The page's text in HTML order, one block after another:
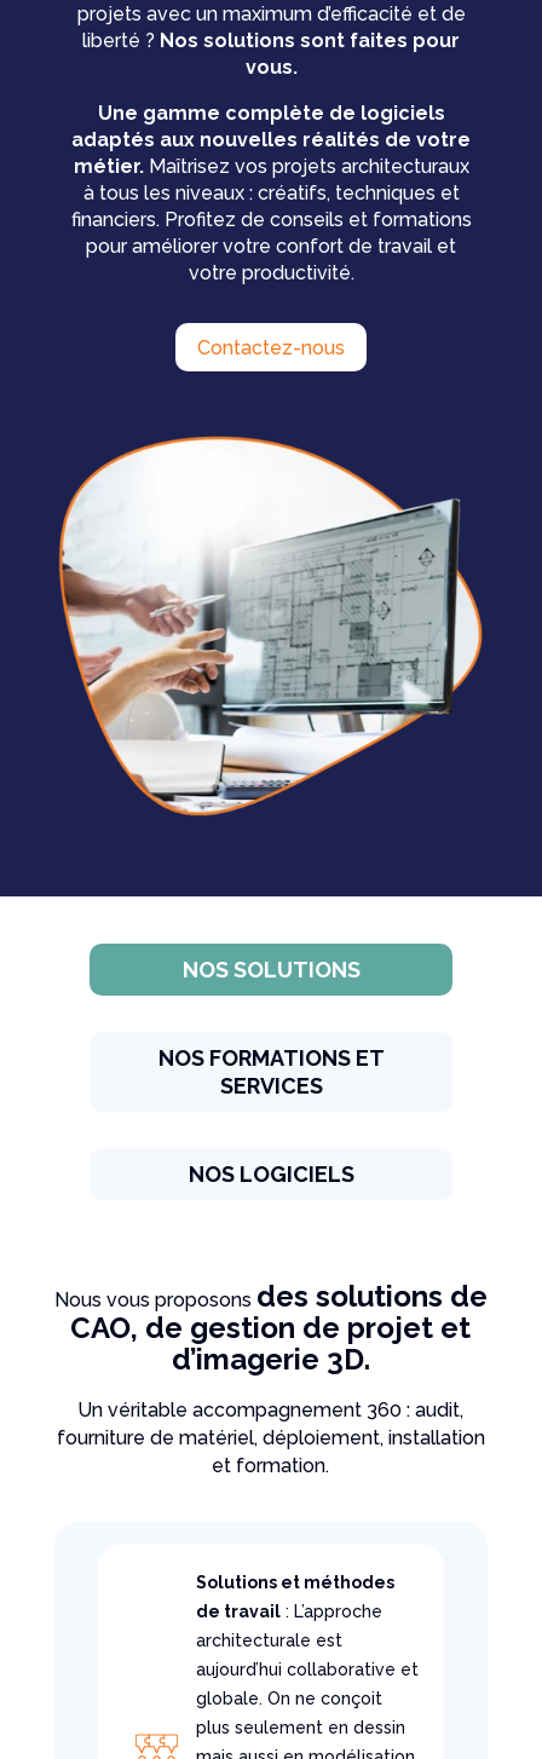
projets avec un maximum d’efficacité et de
liberté ? Nos solutions sont faites pour
vous.
Une gamme complète de logiciels
adaptés aux nouvelles réalités de votre
métier.Maîtrisez vos projets architecturaux
à tous les niveaux : créatifs, techniques et
financiers. Profitez de conseils et formations
pour améliorer votre confort de travail et
votre productivité.
Contactez-nous
NOS SOLUTIONS
NOS FORMATIONS ET
SERVICES
NOS LOGICIELS
Nous vous proposons des solutions de
CAO, de gestion de projet et
d’imagerie 3D.
Un véritable accompagnement 360 : audit,
fourniture de matériel, déploiement, installation
et formation.
Solutions et méthodes
de travail : L’approche
architecturale est
aujourd’hui collaborative et
globale. On ne conçoit
plus seulement en dessin